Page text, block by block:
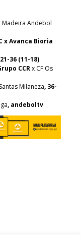
Madeira Andebol
x Avanca Bioria
36 (11-18)
CCRx CF Os
Milaneza, 36-
, andeboltv